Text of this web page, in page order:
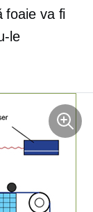
foaie va fi
le